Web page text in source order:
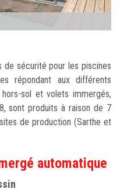
de sécurité pour les piscines
répondant aux différents
sol et volets immergés,
sont produits à raison de 7
de production (Sarthe et
automatique